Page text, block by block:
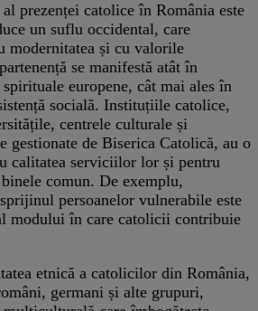
prezenței catolice în România este
un suflu occidental, care
modernitatea și cu valorile
se manifestă atât în
europene, cât mai ales în
socială. Instituțiile catolice,
centrele culturale și
gestionate de Biserica Catolică, au o
calitatea serviciilor lor și pentru
comun. De exemplu,
persoanelor vulnerabile este
modului în care catolicii contribuie
etnică a catolicilor din România,
germani și alte grupuri,